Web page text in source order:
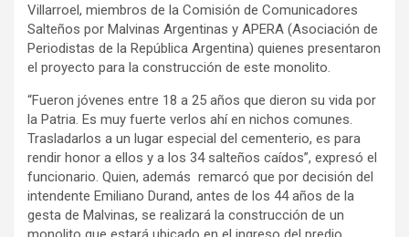
Villarroel, miembros de la Comisión de Comunicadores
Salteños por Malvinas Argentinas y APERA (Asociación de
Periodistas de la República Argentina) quienes presentaron
el proyecto para la construcción de este monolito.
“Fueron jóvenes entre 18 a 25 años que dieron su vida por
la Patria. Es muy fuerte verlos ahí en nichos comunes.
Trasladarlos a un lugar especial del cementerio, es para
rendir honor a ellos y a los 34 salteños caídos”, expresó el
funcionario. Quien, además remarcó que por decisión del
intendente Emiliano Durand, antes de los 44 años de la
gesta de Malvinas, se realizará la construcción de un